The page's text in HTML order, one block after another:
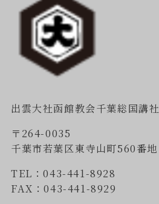
出雲大社函館教会千葉総国講社
〒264-0035
千葉市若葉区東寺山町560番地
TEL：043-441-8928
FAX：043-441-8929